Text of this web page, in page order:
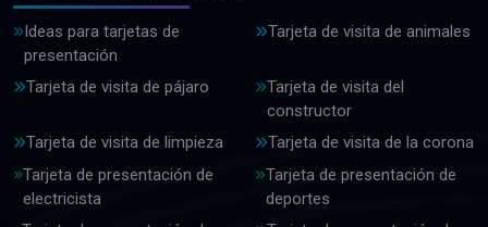
Ideas para tarjetas de
presentación
Tarjeta de visita de animales
Tarjeta de visita de pájaro
Tarjeta de visita del
constructor
Tarjeta de visita de limpieza
Tarjeta de visita de la corona
Tarjeta de presentación de
electricista
Tarjeta de presentación de
deportes